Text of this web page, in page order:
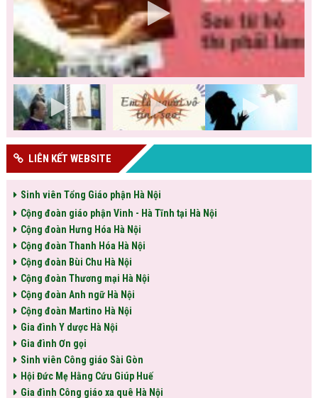
LIÊN KẾT WEBSITE
Sinh viên Tổng Giáo phận Hà Nội
Cộng đoàn giáo phận Vinh - Hà Tĩnh tại Hà Nội
Cộng đoàn Hưng Hóa Hà Nội
Cộng đoàn Thanh Hóa Hà Nội
Cộng đoàn Bùi Chu Hà Nội
Cộng đoàn Thương mại Hà Nội
Cộng đoàn Anh ngữ Hà Nội
Cộng đoàn Martino Hà Nội
Gia đình Y dược Hà Nội
Gia đình Ơn gọi
Sinh viên Công giáo Sài Gòn
Hội Đức Mẹ Hằng Cứu Giúp Huế
Gia đình Công giáo xa quê Hà Nội